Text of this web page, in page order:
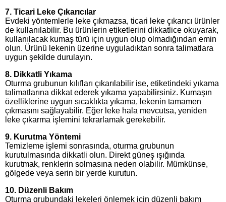
7. Ticari Leke Çıkarıcılar
Evdeki yöntemlerle leke çıkmazsa, ticari leke çıkarıcı ürünler
de kullanılabilir. Bu ürünlerin etiketlerini dikkatlice okuyarak,
kullanılacak kumaş türü için uygun olup olmadığından emin
olun. Ürünü lekenin üzerine uyguladıktan sonra talimatlara
uygun şekilde durulayın.
8. Dikkatli Yıkama
Oturma grubunun kılıfları çıkarılabilir ise, etiketindeki yıkama
talimatlarına dikkat ederek yıkama yapabilirsiniz. Kumaşın
özelliklerine uygun sıcaklıkta yıkama, lekenin tamamen
çıkmasını sağlayabilir. Eğer leke hala mevcutsa, yeniden
leke çıkarma işlemini tekrarlamak gerekebilir.
9. Kurutma Yöntemi
Temizleme işlemi sonrasında, oturma grubunun
kurutulmasında dikkatli olun. Direkt güneş ışığında
kurutmak, renklerin solmasına neden olabilir. Mümkünse,
gölgede veya serin bir yerde kurutun.
10. Düzenli Bakım
Oturma grubundaki lekeleri önlemek için düzenli bakım